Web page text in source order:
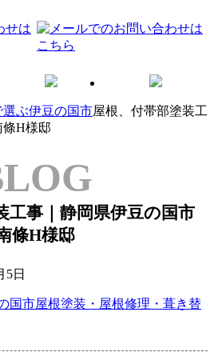
選ぶ伊豆の国市屋根、付帯部塗装工
H様邸
工事｜静岡県伊豆の国市
條H様邸
5日
国市屋根塗装・屋根修理・葺き替